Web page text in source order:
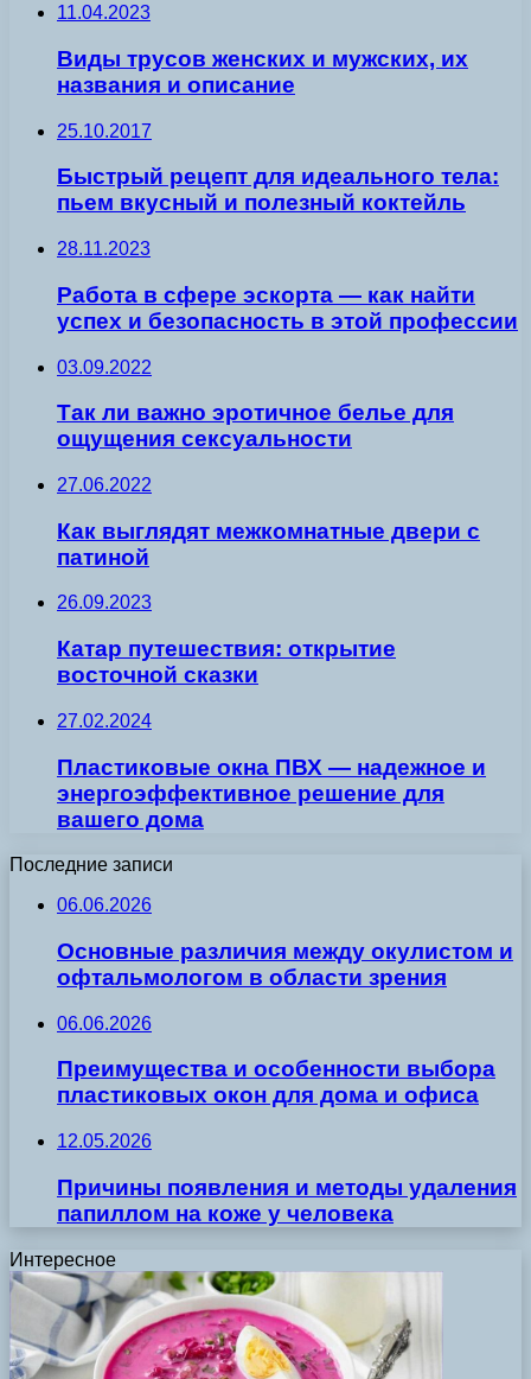
11.04.2023
Виды трусов женских и мужских, их
названия и описание
25.10.2017
Быстрый рецепт для идеального тела:
пьем вкусный и полезный коктейль
28.11.2023
Работа в сфере эскорта — как найти
успех и безопасность в этой профессии
03.09.2022
Так ли важно эротичное белье для
ощущения сексуальности
27.06.2022
Как выглядят межкомнатные двери с
патиной
26.09.2023
Катар путешествия: открытие
восточной сказки
27.02.2024
Пластиковые окна ПВХ — надежное и
энергоэффективное решение для
вашего дома
Последние записи
06.06.2026
Основные различия между окулистом и
офтальмологом в области зрения
06.06.2026
Преимущества и особенности выбора
пластиковых окон для дома и офиса
12.05.2026
Причины появления и методы удаления
папиллом на коже у человека
Интересное